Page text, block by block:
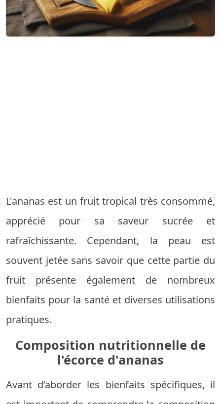
L'ananas est un fruit tropical très consommé,
apprécié pour sa saveur sucrée et
rafraîchissante. Cependant, la peau est
souvent jetée sans savoir que cette partie du
fruit présente également de nombreux
bienfaits pour la santé et diverses utilisations
pratiques.
Composition nutritionnelle de
l'écorce d'ananas
Avant d’aborder les bienfaits spécifiques, il